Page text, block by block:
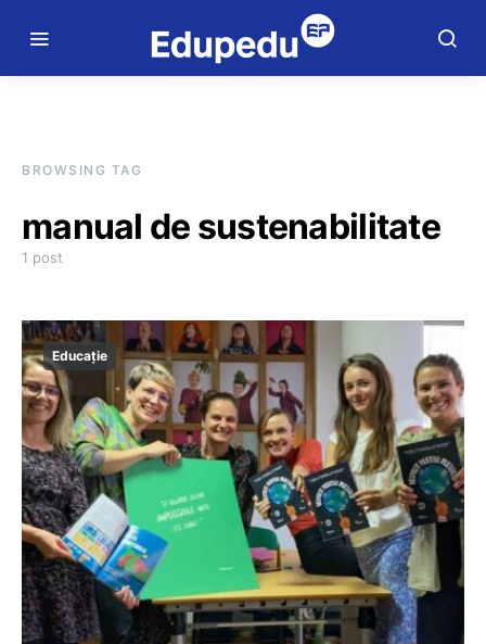
BROWSING TAG
manual de sustenabilitate
1 post
Educație